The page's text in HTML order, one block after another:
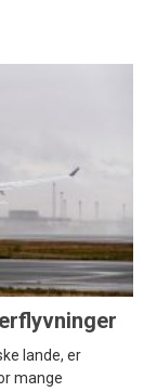
lande, er
mange